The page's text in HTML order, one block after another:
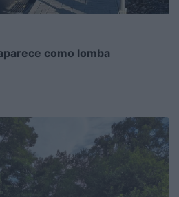
como lomba